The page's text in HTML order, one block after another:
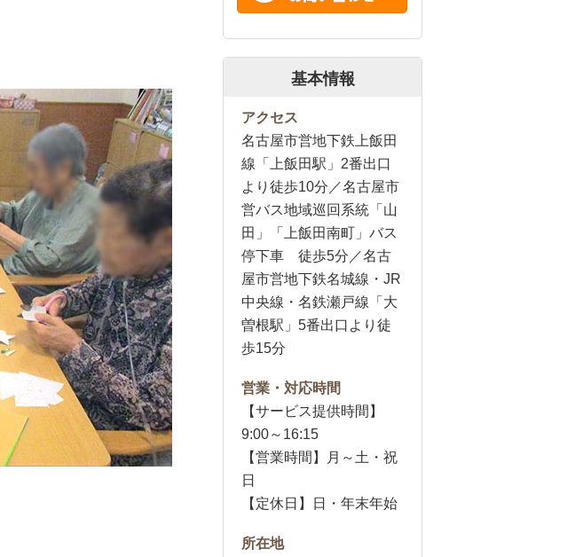
基本情報
アクセス
名古屋市営地下鉄上飯田
線「上飯田駅」2番出口
より徒歩10分／名古屋市
営バス地域巡回系統「山
田」「上飯田南町」バス
停下車 徒歩5分／名古
屋市営地下鉄名城線・JR
中央線・名鉄瀬戸線「大
曽根駅」5番出口より徒
歩15分
営業・対応時間
【サービス提供時間】
9:00～16:15
【営業時間】月～土・祝
日
【定休日】日・年末年始
所在地